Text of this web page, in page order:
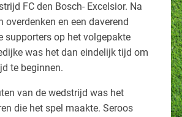
FC den Bosch- Excelsior. Na
overdenken en een daverend
supporters op het volgepakte
was het dan eindelijk tijd om
te beginnen.
van de wedstrijd was het
die het spel maakte. Seroos